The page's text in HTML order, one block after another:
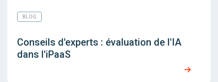
BLOG
Conseils d'experts : évaluation de l'IA
dans l'iPaaS